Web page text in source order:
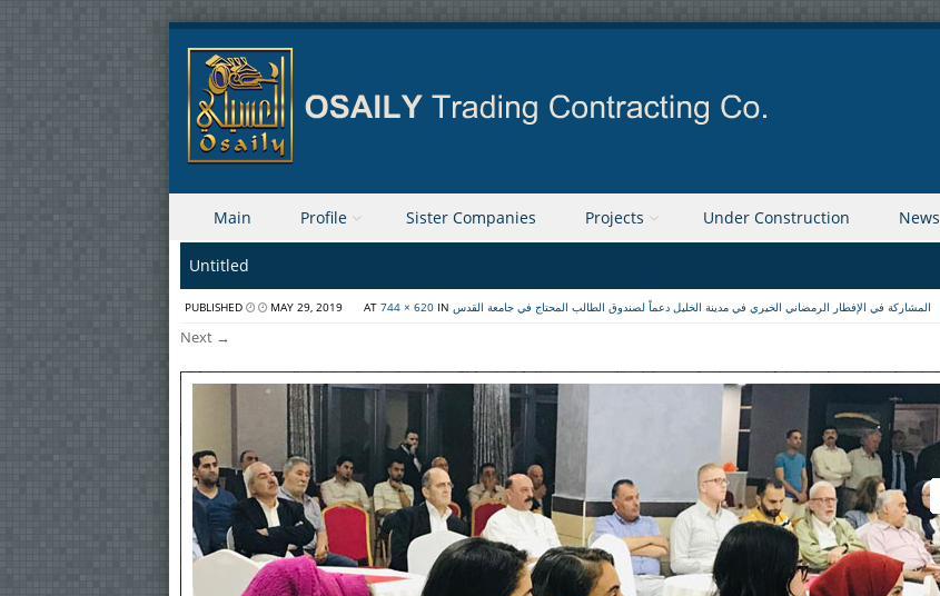
Menu
Skip to content
Main Profile Sister Companies Projects Under Construction News
Untitled
PUBLISHED MAY 29, 2019 AT 744 × 620 IN المشاركة في الإفطار الرمضاني الخيري في مدينة الخليل دعماً لصندوق الطالب المحتاج في جامعة القدس
Next →